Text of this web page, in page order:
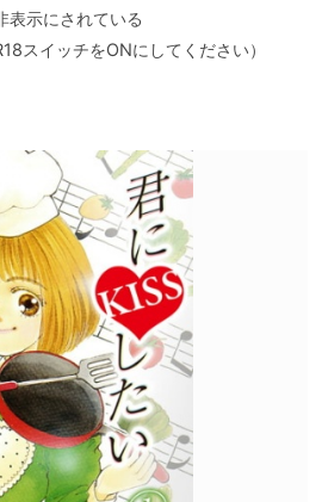
表示にされている
スイッチをONにしてください）